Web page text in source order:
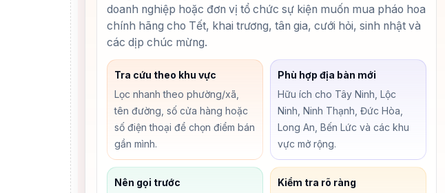
doanh nghiệp hoặc đơn vị tổ chức sự kiện muốn mua pháo hoa
chính hãng cho Tết, khai trương, tân gia, cưới hỏi, sinh nhật và
các dịp chúc mừng.
Tra cứu theo khu vực
Lọc nhanh theo phường/xã,
tên đường, số cửa hàng hoặc
số điện thoại để chọn điểm bán
gần mình.
Phù hợp địa bàn mới
Hữu ích cho Tây Ninh, Lộc
Ninh, Ninh Thạnh, Đức Hòa,
Long An, Bến Lức và các khu
vực mở rộng.
Nên gọi trước
Kiểm tra rõ ràng